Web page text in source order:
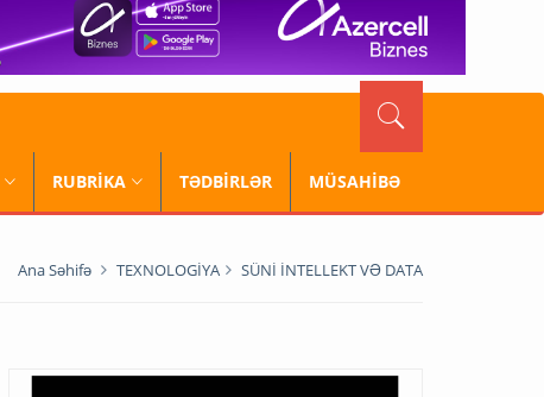
RUBRİKA TƏDBİRLƏR MÜSAHİBƏ
Ana Səhifə TEXNOLOGİYA SÜNİ İNTELLEKT VƏ DATA